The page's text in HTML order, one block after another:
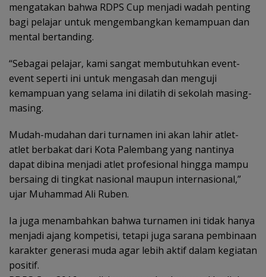
mengatakan bahwa RDPS Cup menjadi wadah penting
bagi pelajar untuk mengembangkan kemampuan dan
mental bertanding.
“Sebagai pelajar, kami sangat membutuhkan event-
event seperti ini untuk mengasah dan menguji
kemampuan yang selama ini dilatih di sekolah masing-
masing.
Mudah-mudahan dari turnamen ini akan lahir atlet-
atlet berbakat dari Kota Palembang yang nantinya
dapat dibina menjadi atlet profesional hingga mampu
bersaing di tingkat nasional maupun internasional,”
ujar Muhammad Ali Ruben.
Ia juga menambahkan bahwa turnamen ini tidak hanya
menjadi ajang kompetisi, tetapi juga sarana pembinaan
karakter generasi muda agar lebih aktif dalam kegiatan
positif.